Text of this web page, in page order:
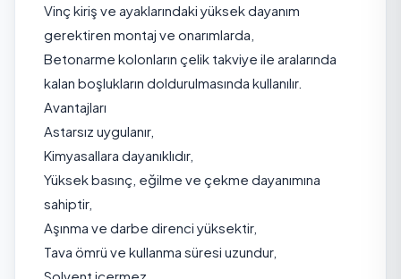
Vinç kiriş ve ayaklarındaki yüksek dayanım
gerektiren montaj ve onarımlarda,
Betonarme kolonların çelik takviye ile aralarında
kalan boşlukların doldurulmasında kullanılır.
Avantajları
Astarsız uygulanır,
Kimyasallara dayanıklıdır,
Yüksek basınç, eğilme ve çekme dayanımına
sahiptir,
Aşınma ve darbe direnci yüksektir,
Tava ömrü ve kullanma süresi uzundur,